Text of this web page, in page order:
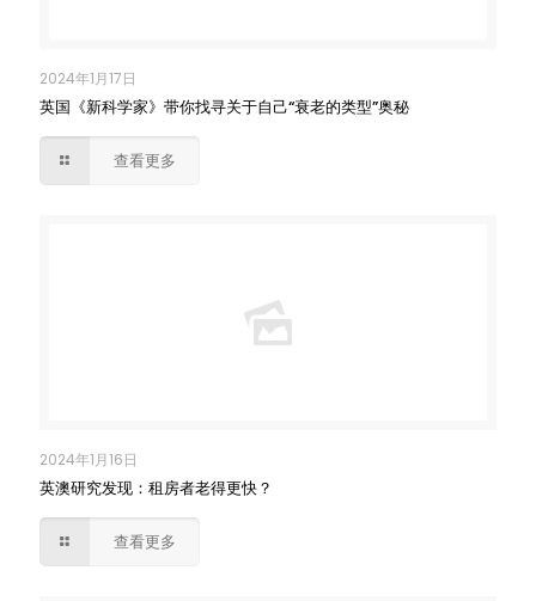
2024年1月17日
英国《新科学家》带你找寻关于自己“衰老的类型”奥秘
查看更多
2024年1月16日
英澳研究发现：租房者老得更快？
查看更多